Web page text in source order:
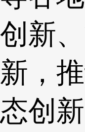
创新
新，
态创